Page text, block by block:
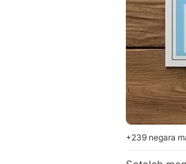
+239 negara